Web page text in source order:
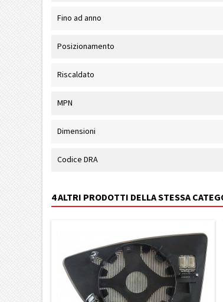
Fino ad anno
Posizionamento
Riscaldato
MPN
Dimensioni
Codice DRA
4 ALTRI PRODOTTI DELLA STESSA